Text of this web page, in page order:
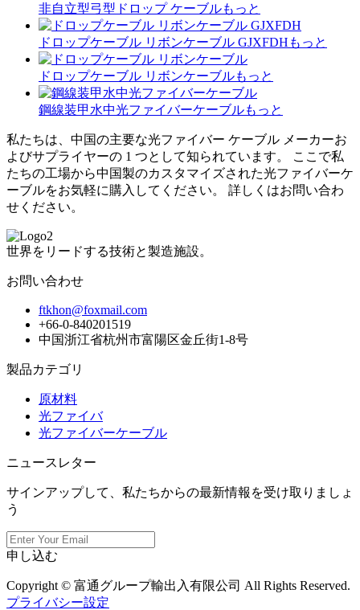
非自立型弓型ドロップ ケーブルもっと
ドロップケーブル リボンケーブル GJXFDH もっと
ドロップケーブル リボンケーブルもっと
鋼線装甲水中光ファイバーケーブルもっと
私たちは、中国の主要な光ファイバー ケーブル メーカーお
よびサプライヤーの 1 つとして知られています。 ここで私
たちの工場から中国製のカスタマイズされた光ファイバーケ
ーブルをお気軽に購入してください。 詳しくはお問い合わ
せください。
世界をリードする技術と製造施設。
お問い合わせ
ftkhon@foxmail.com
+66-0-840201519
中国浙江省杭州市富陽区金丘街1-8号
製品カテゴリ
原材料
光ファイバ
光ファイバーケーブル
ニュースレター
サインアップして、私たちからの最新情報を受け取りましょ
う
申し込む
Copyright © 富通グループ輸出入有限公司 All Rights Reserved.
プライバシー設定